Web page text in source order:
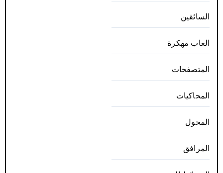
السائقين
العاب مهكرة
المتصفحات
المحاكيات
المحول
المرافق